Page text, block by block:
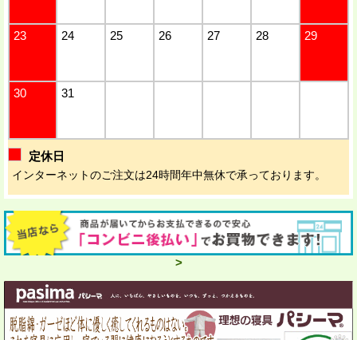
23 24 25 26 27 28 29
30 31
定休日
インターネットのご注文は24時間年中無休で承っております。
>